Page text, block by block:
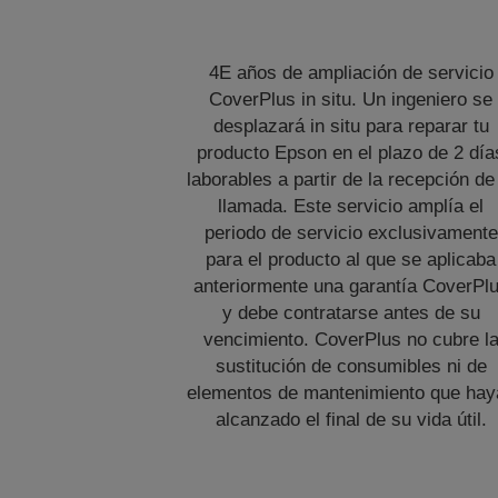
4E años de ampliación de servicio
CoverPlus in situ. Un ingeniero se
desplazará in situ para reparar tu
producto Epson en el plazo de 2
laborables a partir de la recepción
llamada. Este servicio amplía el
periodo de servicio exclusivamente
para el producto al que se aplicaba
anteriormente una garantía
y debe contratarse antes de su
vencimiento. CoverPlus no cubre la
sustitución de consumibles ni de
elementos de mantenimiento que
alcanzado el final de su vida útil.